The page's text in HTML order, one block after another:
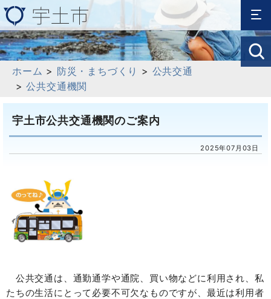
ホーム > 防災・まちづくり > 公共交通
>公共交通機関
宇土市公共交通機関のご案内
2025年07月03日
公共交通は、通勤通学や通院、買い物などに利用され、私
たちの生活にとって必要不可欠なものですが、最近は利用者